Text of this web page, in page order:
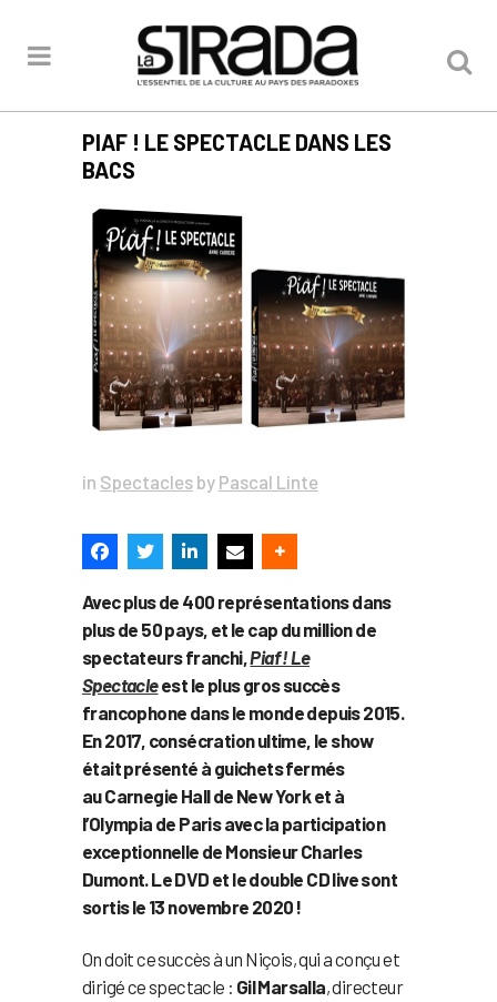
PIAF ! LE SPECTACLE DANS LES
BACS
in Spectacles by Pascal Linte
Avec plus de 400 représentations dans
plus de 50 pays, et le cap du million de
spectateurs franchi,Piaf ! Le
Spectacleest le plus gros succès
francophone dans le monde depuis 2015.
En 2017, consécration ultime, le show
était présenté à guichets fermés
au Carnegie Hall de New York et à
l’Olympia de Paris avec la participation
exceptionnelle de Monsieur Charles
Dumont. Le DVD et le double CD live sont
sortis le 13 novembre 2020 !
On doit ce succès à un Niçois, qui a conçu et
dirigé ce spectacle : Gil Marsalla, directeur